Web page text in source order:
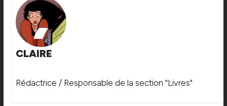
CLAIRE
Rédactrice / Responsable de la section "Livres"